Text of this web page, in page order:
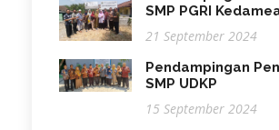
SMP PGRI
21 September 2024
Pendampingan
SMP UDKP
15 September 2024